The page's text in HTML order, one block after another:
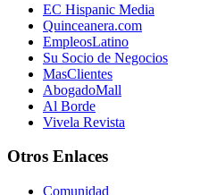
EC Hispanic Media
Quinceanera.com
EmpleosLatino
Su Socio de Negocios
MasClientes
AbogadoMall
Al Borde
Vivela Revista
Otros Enlaces
Comunidad